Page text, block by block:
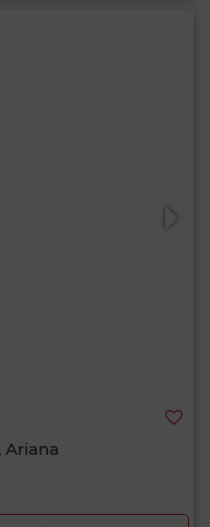
Ariana